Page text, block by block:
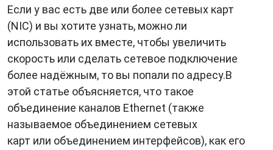
Если у вас есть две или более сетевых карт
(NIC) и вы хотите узнать, можно ли
использовать их вместе, чтобы увеличить
скорость или сделать сетевое подключение
более надёжным, то вы попали по адресу.В
этой статье объясняется, что такое
объединение каналов Ethernet (также
называемое объединением сетевых
карт или объединением интерфейсов), как его